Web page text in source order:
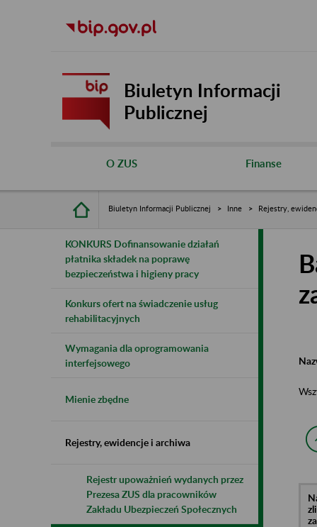
Biuletyn Informacji
Publicznej
O ZUS Finanse
Biuletyn Informacji Publicznej Inne Rejestry,
KONKURS Dofinansowanie działań
płatnika składek na poprawę
bezpieczeństwa i higieny pracy
Konkurs ofert na świadczenie usług
rehabilitacyjnych
Wymagania dla oprogramowania
interfejsowego
Mienie zbędne
Rejestry, ewidencje i archiwa
Rejestr upoważnień wydanych przez
Prezesa ZUS dla pracowników
Zakładu Ubezpieczeń Społecznych